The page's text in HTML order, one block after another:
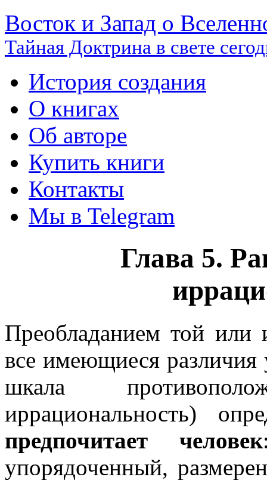
Восток и Запад о
Тайная Доктрина в свете
История создания
О книгах
Об авторе
Купить книги
Контакты
Мы в Telegram
Глава 5.
Преобладанием той или
все имеющиеся различия
шкала
иррациональность)
предпочитает человек
упорядоченный,